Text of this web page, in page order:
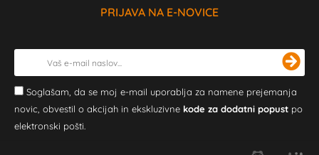
PRIJAVA NA E-NOVICE
Soglašam, da se moj e-mail uporablja za namene prejemanja
novic, obvestil o akcijah in ekskluzivne kode za dodatni popust po
elektronski pošti.